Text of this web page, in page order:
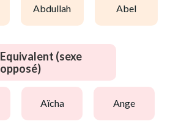
abdullah abel
Equivalent (sexe
opposé)
aïcha ange